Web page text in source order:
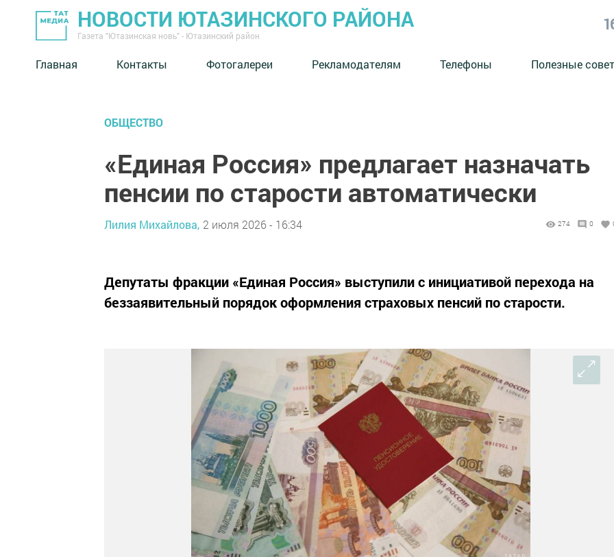
НОВОСТИ ЮТАЗИНСКОГО РАЙОНА
Газета "Ютазинская новь" - Ютазинский район
Главная Контакты Фотогалереи Рекламодателям Телефоны Полезные
ОБЩЕСТВО
«Единая Россия» предлагает назначать
пенсии по старости автоматически
Лилия Михайлова, 2 июля 2026 - 16:34 274 0
Депутаты фракции «Единая Россия» выступили с инициативой перехода на
беззаявительный порядок оформления страховых пенсий по старости.